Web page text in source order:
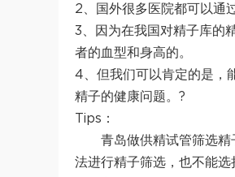
2、国外很多医院都可以通
3、因为在我国对精子库的
者的血型和身高的。
4、但我们可以肯定的是，
精子的健康问题。?
Tips：
青岛做供精试管筛选
法进行精子筛选，也不能